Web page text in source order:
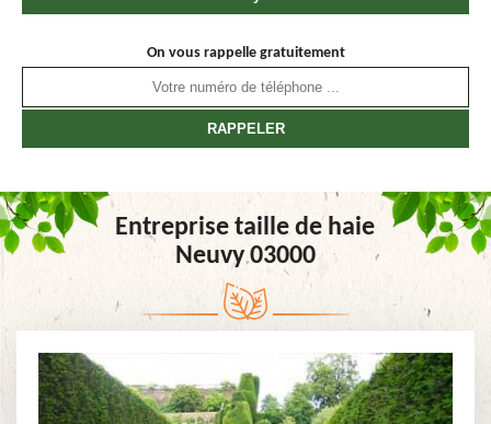
On vous rappelle gratuitement
Entreprise taille de haie
Neuvy 03000